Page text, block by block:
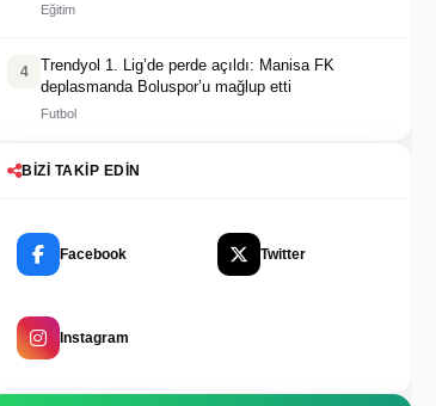
Eğitim
4
Trendyol 1. Lig’de perde açıldı: Manisa FK
deplasmanda Boluspor’u mağlup etti
Futbol
BIZI TAKIP EDIN
Facebook Twitter
Instagram